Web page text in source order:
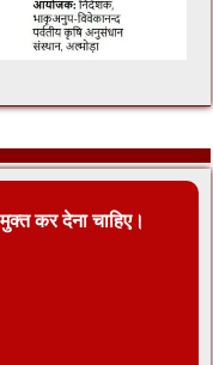
कर देना चाहिए।